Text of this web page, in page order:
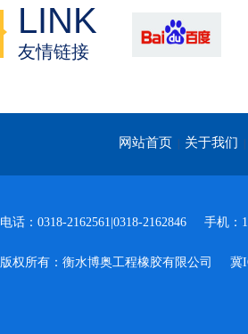
LINK
友情链接
网站首页 关于我们
电话：0318-2162561|0318-2162846 手机：
版权所有：衡水博奥工程橡胶有限公司 冀